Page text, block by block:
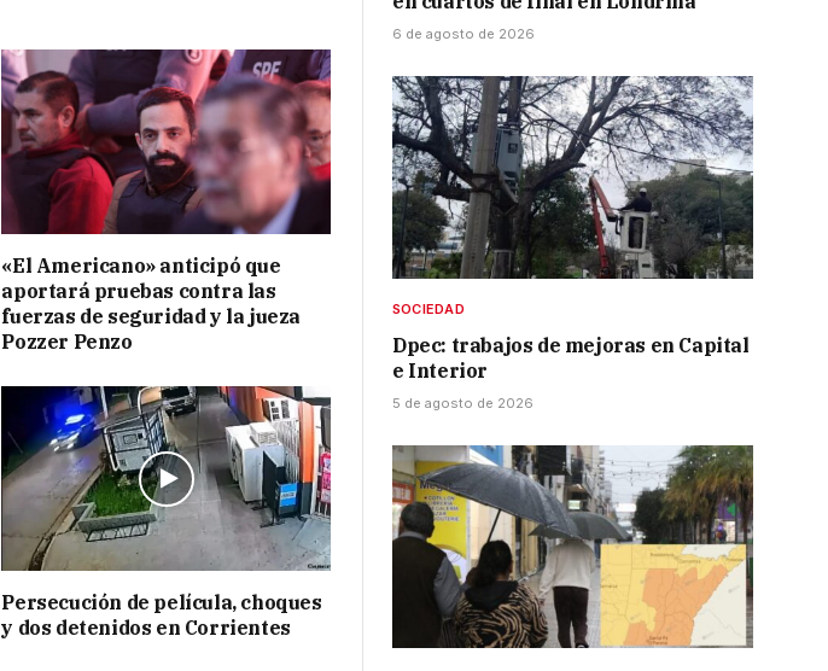
«El Americano» anticipó que
aportará pruebas contra las
fuerzas de seguridad y la jueza
Pozzer Penzo
Persecución de película, choques
y dos detenidos en Corrientes
6 de agosto de 2026
SOCIEDAD
Dpec: trabajos de mejoras en Capital
e Interior
5 de agosto de 2026